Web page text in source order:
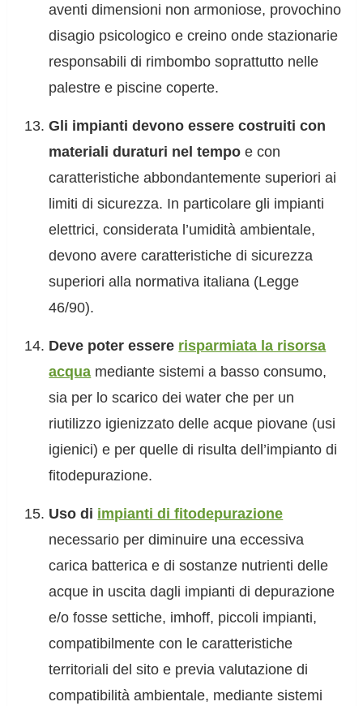
aventi dimensioni non armoniose, provochino
disagio psicologico e creino onde stazionarie
responsabili di rimbombo soprattutto nelle
palestre e piscine coperte.
Gli impianti devono essere costruiti con
materiali duraturi nel tempo e con
caratteristiche abbondantemente superiori ai
limiti di sicurezza. In particolare gli impianti
elettrici, considerata l’umidità ambientale,
devono avere caratteristiche di sicurezza
superiori alla normativa italiana (Legge
46/90).
Deve poter essere risparmiata la risorsa
acqua mediante sistemi a basso consumo,
sia per lo scarico dei water che per un
riutilizzo igienizzato delle acque piovane (usi
igienici) e per quelle di risulta dell’impianto di
fitodepurazione.
Uso di impianti di fitodepurazione
necessario per diminuire una eccessiva
carica batterica e di sostanze nutrienti delle
acque in uscita dagli impianti di depurazione
e/o fosse settiche, imhoff, piccoli impianti,
compatibilmente con le caratteristiche
territoriali del sito e previa valutazione di
compatibilità ambientale, mediante sistemi